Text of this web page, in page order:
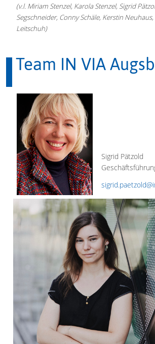
(v.l. Miriam Stenzel, Karola Stenzel, Sigrid
Segschneider, Conny Schäle, Kerstin
Leitschuh)
Team IN VIA
Sigrid Pätzold